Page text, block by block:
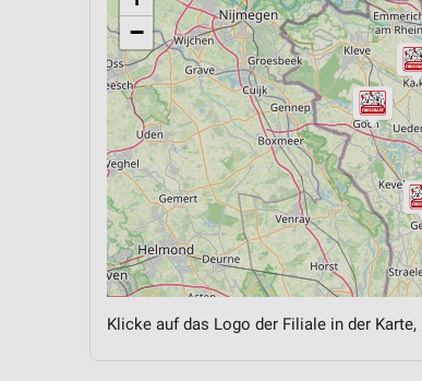
−
Klicke auf das Logo der Filiale in der